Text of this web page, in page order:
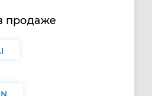
продаже